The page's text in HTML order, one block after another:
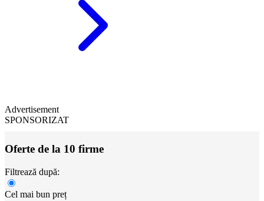
Advertisement
SPONSORIZAT
Oferte de la 10 firme
Filtrează după:
Cel mai bun preț